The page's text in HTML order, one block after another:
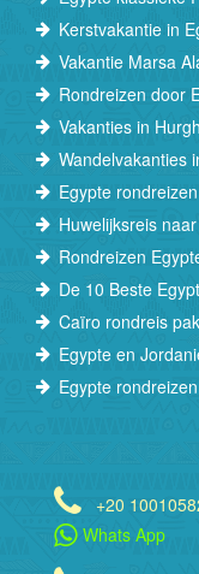
Kerstvakantie in
Vakantie Marsa
Rondreizen door
Vakanties in
Wandelvakanties
Egypte rondreizen
Huwelijksreis
Rondreizen
De 10 Beste
Caïro rondreis
Egypte en
Egypte
+20
Whats App